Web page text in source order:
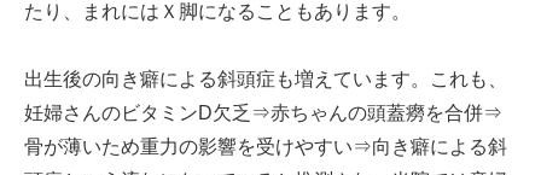
たり、まれにはＸ脚になることもあります。
出生後の向き癖による斜頭症も増えています。これも、
妊婦さんのビタミンD欠乏⇒赤ちゃんの頭蓋癆を合併⇒
骨が薄いため重力の影響を受けやすい⇒向き癖による斜